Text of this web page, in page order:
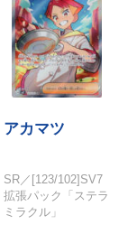
アカマツ
SR／[123/102]SV7
拡張パック「ステラ
ミラクル」